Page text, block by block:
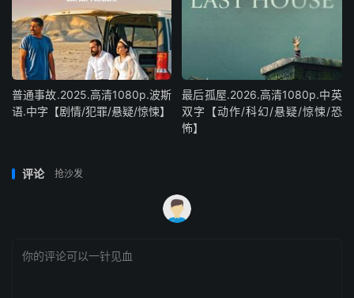
普通事故.2025.高清1080p.波斯
语.中字【剧情/犯罪/悬疑/惊悚】
最后孤屋.2026.高清1080p.中英
双字【动作/科幻/悬疑/惊悚/恐
怖】
评论 抢沙发